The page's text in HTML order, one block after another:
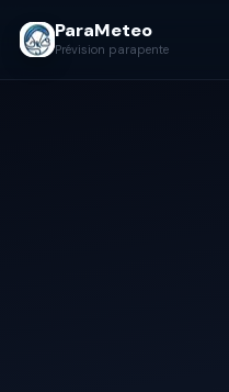
ParaMeteo
Prévision parapente